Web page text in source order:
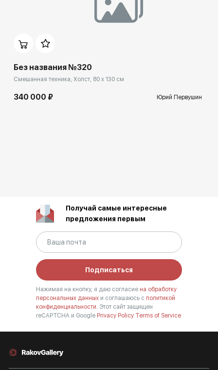
Групповые выставки
Без названия №320
Смешанная техника, Холст, 80 x 130 см
340 000 ₽ Юрий Первушин
Получай самые интересные
предложения первым
Подписаться
Нажимая на кнопку, я даю согласие на обработку
персональных данных и соглашаюсь с политикой
конфиденциальности. Этот сайт защищен
reCAPTCHA и Google Privacy Policy Terms of Service